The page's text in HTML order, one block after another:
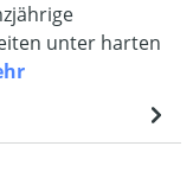
unter harten